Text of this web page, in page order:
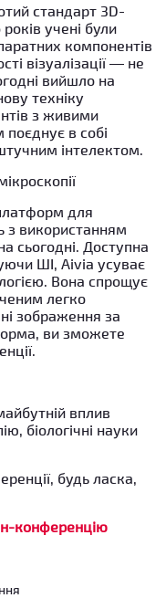
стандарт 3D-
років учені були
компонентів
візуалізації — не
вийшло на
техніку
з живими
в собі
інтелектом.
для
з використанням
сьогодні. Доступна
ШІ, Aivia усуває
Вона спрощує
легко
зображення за
ви зможете
вплив
біологічні науки
будь ласка,
конференцію